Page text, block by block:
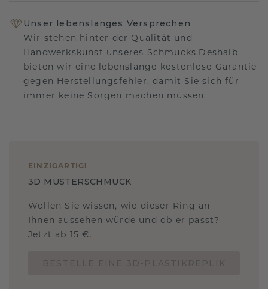
Unser lebenslanges Versprechen
Wir stehen hinter der Qualität und
Handwerkskunst unseres Schmucks.Deshalb
bieten wir eine lebenslange kostenlose Garantie
gegen Herstellungsfehler, damit Sie sich für
immer keine Sorgen machen müssen.
EINZIGARTIG !
3D MUSTERSCHMUCK
Wollen Sie wissen, wie dieser Ring an
Ihnen aussehen würde und ob er passt?
Jetzt ab 15 €.